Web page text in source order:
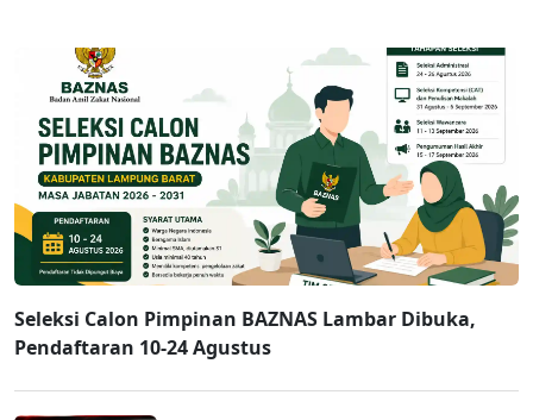
Seleksi Calon Pimpinan BAZNAS Lambar Dibuka,
Pendaftaran 10-24 Agustus